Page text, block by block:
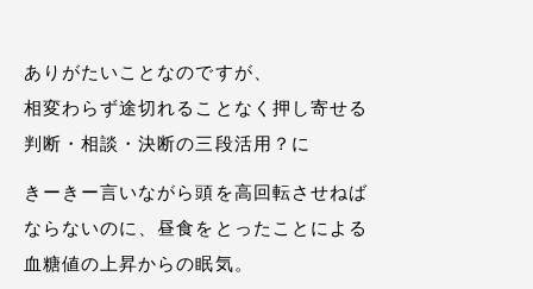
ありがたいことなのですが、
相変わらず途切れることなく押し寄せる
判断・相談・決断の三段活用？に
きーきー言いながら頭を高回転させねば
ならないのに、昼食をとったことによる
血糖値の上昇からの眠気。